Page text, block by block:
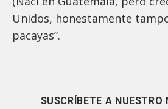
Unidos, honestamente
pacayas”.
SUSCRÍBETE A NUESTRO